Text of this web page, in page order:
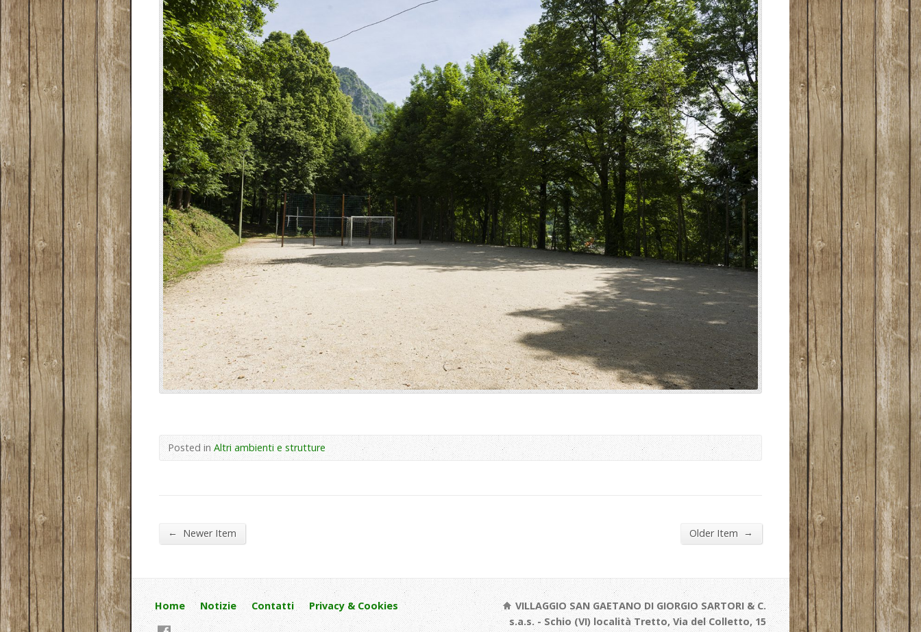
Posted inAltri ambienti e strutture
← Newer Item Older Item →
Home Notizie Contatti Privacy & Cookies
VILLAGGIO SAN GAETANO DI GIORGIO SARTORI & C.
s.a.s. - Schio (VI) località Tretto, Via del Colletto, 15